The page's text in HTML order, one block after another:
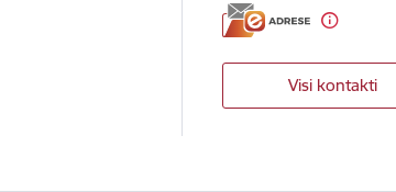
Visi kontakti